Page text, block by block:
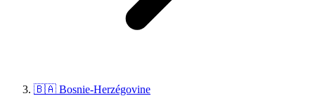
🇧🇦 Bosnie-Herzégovine